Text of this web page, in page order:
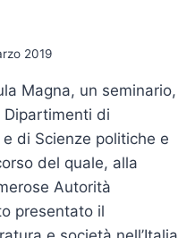
2019
Magna, un seminario,
di
di Scienze politiche e
del quale, alla
Autorità
presentato il